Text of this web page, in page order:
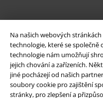
Na našich webových
technologie, které se společně
technologie nám umožňují
jejich chování a zařízeních.
jiné pocházejí od našich
soubory cookie pro zajištění
stránky, pro zlepšení a